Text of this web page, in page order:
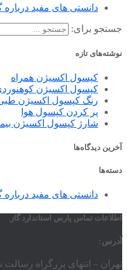
دانستی های مفید درباره
جستجو برای:
نوشته‌های تازه
کپسول اکسیژن همراه
کپسول اکسیژن
رنگ کپسول اکسیژن
پر کردن کپسول هوا
شارژ کپسول اکسیژن
آخرین دیدگاه‌ها
دسته‌ها
دانستی های مفید درباره
اطلاعات تماس پارس استاندارد گاز
آدرس:
تهران – انتهای بزرگراه رسالت